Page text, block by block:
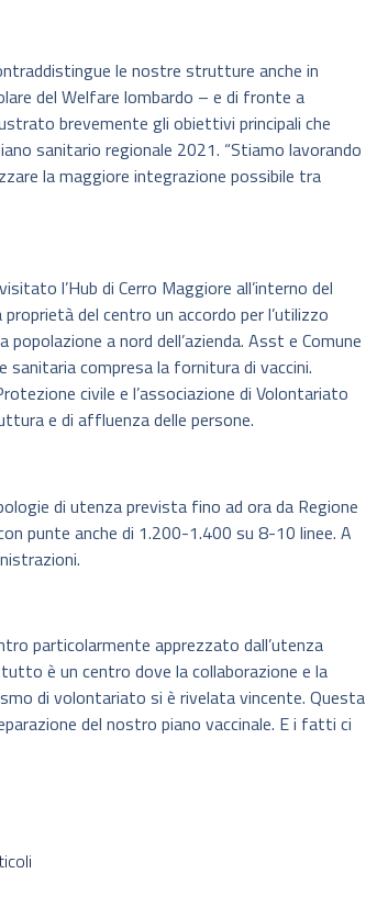
le nostre strutture anche in
del Welfare lombardo – e di fronte a
brevemente gli obiettivi principali che
sanitario regionale 2021. “Stiamo lavorando
la maggiore integrazione possibile tra
l’Hub di Cerro Maggiore all’interno del
del centro un accordo per l’utilizzo
a nord dell’azienda. Asst e Comune
sanitaria compresa la fornitura di vaccini.
civile e l’associazione di Volontariato
e di affluenza delle persone.
di utenza prevista fino ad ora da Regione
punte anche di 1.200-1.400 su 8-10 linee. A
particolarmente apprezzato dall’utenza
è un centro dove la collaborazione e la
di volontariato si è rivelata vincente. Questa
del nostro piano vaccinale. E i fatti ci